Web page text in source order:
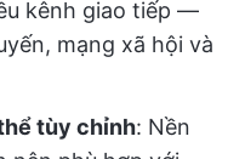
kênh giao tiếp —
mạng xã hội và
tùy chỉnh: Nền